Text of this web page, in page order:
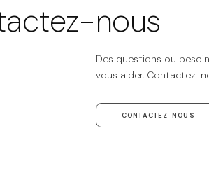
nous
Des questions ou
vous aider. Contactez-
CONTACTEZ-NOUS